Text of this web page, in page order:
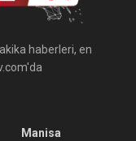
haberleri, en
Manisa